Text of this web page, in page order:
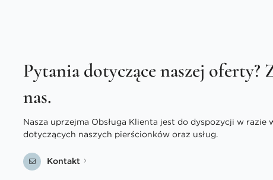
Pytania dotyczące naszej oferty?
nas.
Nasza uprzejma Obsługa Klienta jest do dyspozycji w razie
dotyczących naszych pierścionków oraz usług.
Kontakt